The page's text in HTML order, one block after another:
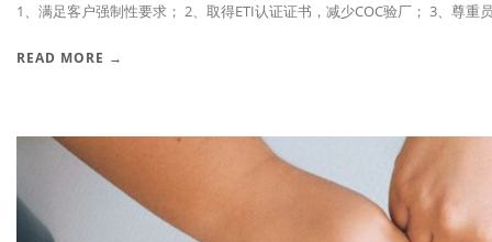
1、满足客户强制性要求； 2、取得ETI认证证书，减少COC验厂； 3、尊重
READ MORE →